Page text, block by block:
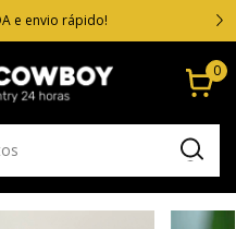
e envio rápido!
0